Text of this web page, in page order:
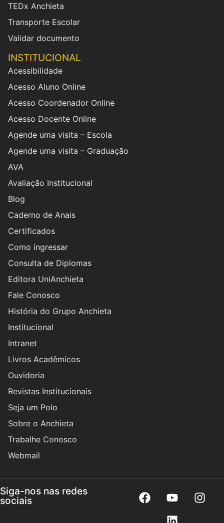
TEDx Anchieta
Transporte Escolar
Validar documento
INSTITUCIONAL
Acessibilidade
Acesso Aluno Online
Acesso Coordenador Online
Acesso Docente Online
Agende uma visita – Escola
Agende uma visita – Graduação
AVA
Avaliação Institucional
Blog
Caderno de Anais
Certificados
Como ingressar
Consulta de Diplomas
Editora UniAnchieta
Fale Conosco
História do Grupo Anchieta
Institucional
Intranet
Livros Acadêmicos
Ouvidoria
Revistas Institucionais
Seja um Polo
Sobre o Anchieta
Trabalhe Conosco
Webmail
Siga-nos nas redes
sociais